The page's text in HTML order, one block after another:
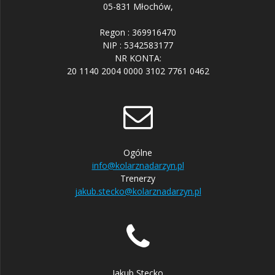
05-831 Młochów,
Regon : 369916470
NIP : 5342583177
NR KONTA:
20 1140 2004 0000 3102 7761 0462
Ogólne
info@kolarznadarzyn.pl
Trenerzy
jakub.stecko@kolarznadarzyn.pl